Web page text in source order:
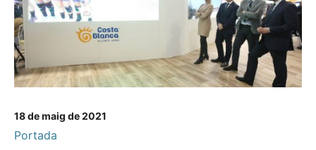
18 de maig de 2021
Portada